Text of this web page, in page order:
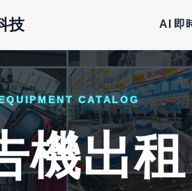
技 AI 即
CATALOG
機出租